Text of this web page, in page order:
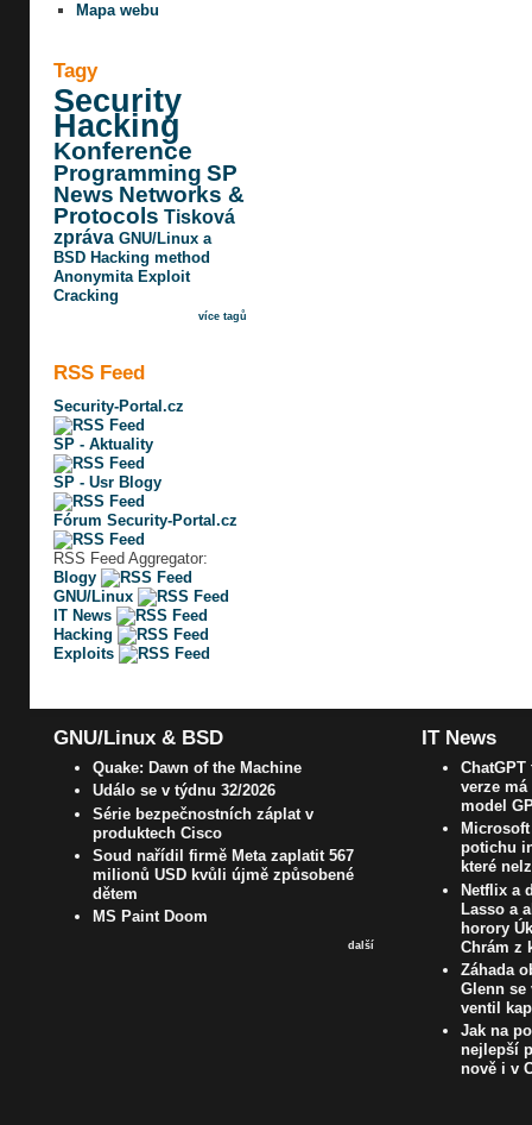
Mapa webu
Tagy
Security
Hacking
Konference
Programming SP
News Networks &
Protocols Tisková
zpráva GNU/Linux a
BSD Hacking method
Anonymita Exploit
Cracking
více tagů
RSS Feed
Security-Portal.cz
SP - Aktuality
SP - Usr Blogy
Fórum Security-Portal.cz
RSS Feed Aggregator:
Blogy
GNU/Linux
IT News
Hacking
Exploits
GNU/Linux & BSD
Quake: Dawn of the Machine
Událo se v týdnu 32/2026
Série bezpečnostních záplat v
produktech Cisco
Soud nařídil firmě Meta zaplatit 567
milionů USD kvůli újmě způsobené
dětem
MS Paint Doom
další
IT News
verze
model
potichu
které
Netflix a
Lasso a
horory
Chrám z
Záhada
Glenn se
ventil
Jak na
nejlepší
nově i v